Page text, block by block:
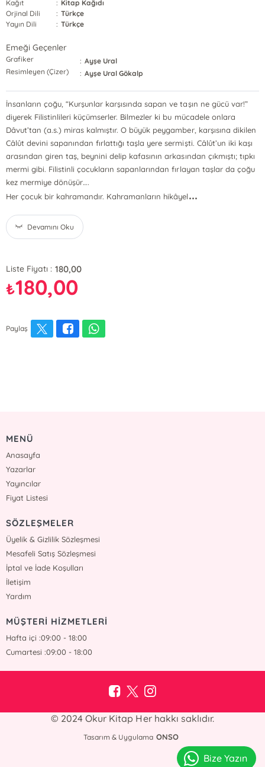
Kağıt
: Kitap Kağıdı
Orjinal Dili
: Türkçe
Yayın Dili
: Türkçe
Emeği Geçenler
Grafiker : Ayşe Ural
Resimleyen (Çizer)
: Ayşe Ural Gökalp
İnsanların çoğu, “Kurşunlar karşısında sapan ve taşın ne gücü var!”
diyerek Filistinlileri küçümserler. Bilmezler ki bu mücadele onlara
Dâvut’tan (a.s.) miras kalmıştır. O büyük peygamber, karşısına dikilen
Câlût devini sapanından fırlattığı taşla yere sermişti. Câlût’un iki kaşı
arasından giren taş, beynini delip kafasının arkasından çıkmıştı; tıpkı
mermi gibi. Filistinli çocukların sapanlarından fırlayan taşlar da çoğu
kez mermiye dönüşür….
Her çocuk bir kahramandır. Kahramanların hikâyel...
Devamını Oku
Liste Fiyatı : 180,00
₺180,00
Paylaş
MENÜ
Anasayfa
Yazarlar
Yayıncılar
Fiyat Listesi
SÖZLEŞMELER
Üyelik & Gizlilik Sözleşmesi
Mesafeli Satış Sözleşmesi
İptal ve İade Koşulları
İletişim
Yardım
MÜŞTERİ HİZMETLERİ
Hafta içi :09:00 - 18:00
Cumartesi :09:00 - 18:00
© 2024 Okur Kitap Her hakkı saklıdır.
Tasarım & Uygulama ONSO
Bize Yazın